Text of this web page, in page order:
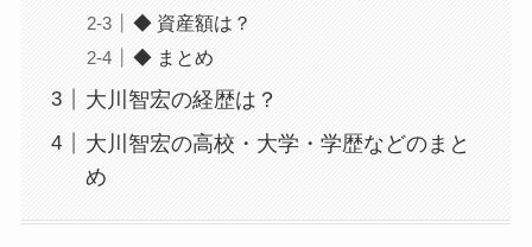
◆ 資産額は？
◆ まとめ
大川智宏の経歴は？
大川智宏の高校・大学・学歴などのまと
め